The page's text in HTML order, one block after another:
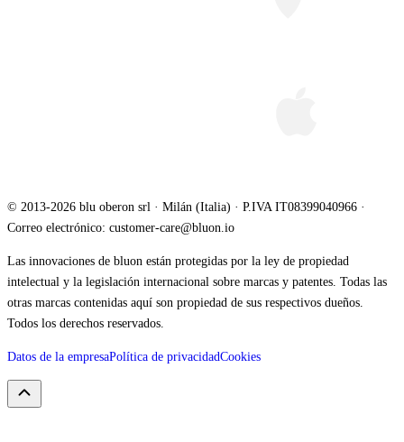
© 2013-2026 blu oberon srl · Milán (Italia) · P.IVA IT08399040966 ·
Correo electrónico: customer-care@bluon.io
Las innovaciones de bluon están protegidas por la ley de propiedad
intelectual y la legislación internacional sobre marcas y patentes. Todas las
otras marcas contenidas aquí son propiedad de sus respectivos dueños.
Todos los derechos reservados.
Datos de la empresaPolítica de privacidadCookies